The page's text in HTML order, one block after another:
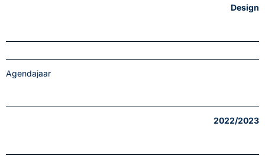
Design
Agendajaar
2022/2023